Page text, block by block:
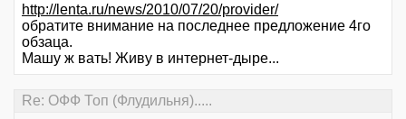
http://lenta.ru/news/2010/07/20/provider/
обратите внимание на последнее предложение 4го
обзаца.
Машу ж вать! Живу в интернет-дыре...
Re: ОФФ Топ (Флудильня).....